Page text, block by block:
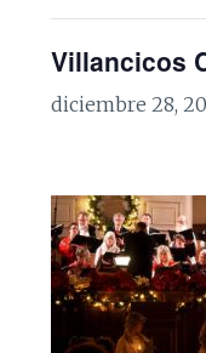
Villancicos
diciembre 28,